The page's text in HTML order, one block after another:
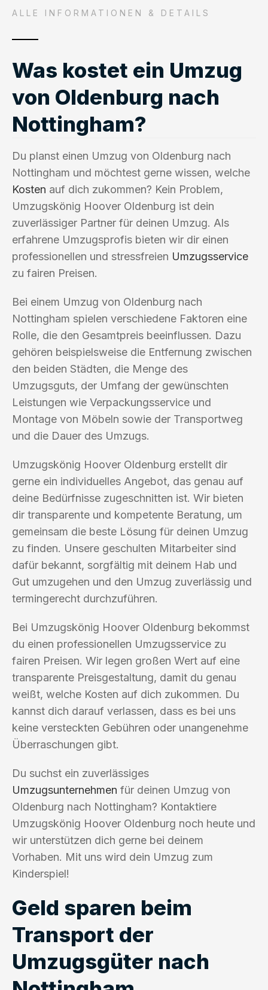
ALLE INFORMATIONEN & DETAILS
Was kostet ein Umzug
von Oldenburg nach
Nottingham?
Du planst einen Umzug von Oldenburg nach
Nottingham und möchtest gerne wissen, welche
Kosten auf dich zukommen? Kein Problem,
Umzugskönig Hoover Oldenburg ist dein
zuverlässiger Partner für deinen Umzug. Als
erfahrene Umzugsprofis bieten wir dir einen
professionellen und stressfreien Umzugsservice
zu fairen Preisen.
Bei einem Umzug von Oldenburg nach
Nottingham spielen verschiedene Faktoren eine
Rolle, die den Gesamtpreis beeinflussen. Dazu
gehören beispielsweise die Entfernung zwischen
den beiden Städten, die Menge des
Umzugsguts, der Umfang der gewünschten
Leistungen wie Verpackungsservice und
Montage von Möbeln sowie der Transportweg
und die Dauer des Umzugs.
Umzugskönig Hoover Oldenburg erstellt dir
gerne ein individuelles Angebot, das genau auf
deine Bedürfnisse zugeschnitten ist. Wir bieten
dir transparente und kompetente Beratung, um
gemeinsam die beste Lösung für deinen Umzug
zu finden. Unsere geschulten Mitarbeiter sind
dafür bekannt, sorgfältig mit deinem Hab und
Gut umzugehen und den Umzug zuverlässig und
termingerecht durchzuführen.
Bei Umzugskönig Hoover Oldenburg bekommst
du einen professionellen Umzugsservice zu
fairen Preisen. Wir legen großen Wert auf eine
transparente Preisgestaltung, damit du genau
weißt, welche Kosten auf dich zukommen. Du
kannst dich darauf verlassen, dass es bei uns
keine versteckten Gebühren oder unangenehme
Überraschungen gibt.
Du suchst ein zuverlässiges
Umzugsunternehmen für deinen Umzug von
Oldenburg nach Nottingham? Kontaktiere
Umzugskönig Hoover Oldenburg noch heute und
wir unterstützen dich gerne bei deinem
Vorhaben. Mit uns wird dein Umzug zum
Kinderspiel!
Geld sparen beim
Transport der
Umzugsgüter nach